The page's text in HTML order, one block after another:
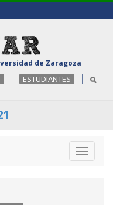
de Zaragoza
ESTUDIANTES
Toggle